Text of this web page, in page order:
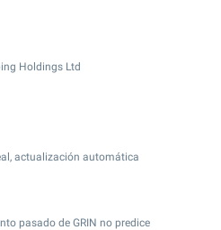
Holdings Ltd
actualización automática
pasado de GRIN no predice